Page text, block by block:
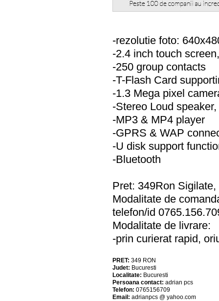
-rezolutie foto:
-2.4 inch touch
-250 group contacts
-T-Flash Card
-1.3 Mega pixel
-Stereo Loud
-MP3 & MP4 player
-GPRS & WAP
-U disk support
-Bluetooth
Pret: 349Ron
Modalitate de
telefon/id
Modalitate de livrare:
-prin curierat rapid,
PRET: 349 RON
Judet: Bucuresti
Localitate: Bucuresti
Persoana contact: adrian pcs
Telefon: 0765156709
Email: adrianpcs @ yahoo.com